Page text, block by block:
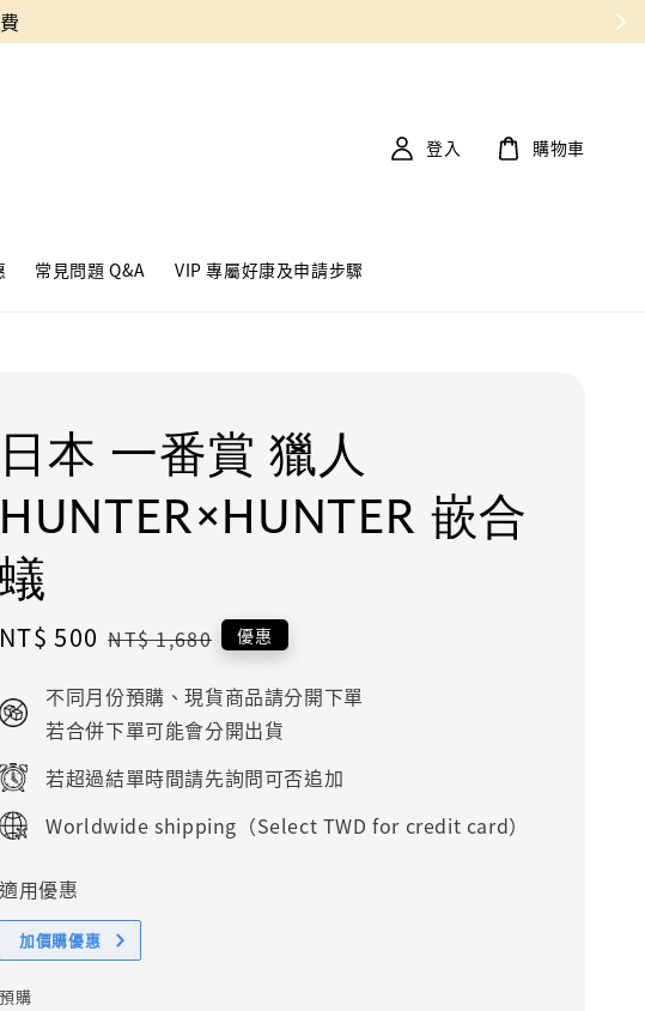
常見問題 Q&A VIP 專屬好康及申請步驟
登入 購物車
日本 一番賞 獵人
HUNTER×HUNTER 嵌合
蟻
Sale
NT$ 500 Regular
NT$ 1,680 優惠
不同月份預購、現貨商品請分開下單
若合併下單可能會分開出貨
若超過結單時間請先詢問可否追加
Worldwide shipping（Select TWD for credit card）
適用優惠
加價購優惠
預購